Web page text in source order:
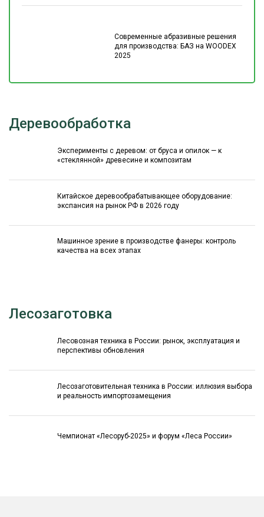
Современные абразивные решения
для производства: БАЗ на WOODEX
2025
Деревообработка
Эксперименты с деревом: от бруса и опилок — к
«стеклянной» древесине и композитам
Китайское деревообрабатывающее оборудование:
экспансия на рынок РФ в 2026 году
Машинное зрение в производстве фанеры: контроль
качества на всех этапах
Лесозаготовка
Лесовозная техника в России: рынок, эксплуатация и
перспективы обновления
Лесозаготовительная техника в России: иллюзия выбора
и реальность импортозамещения
Чемпионат «Лесоруб-2025» и форум «Леса России»